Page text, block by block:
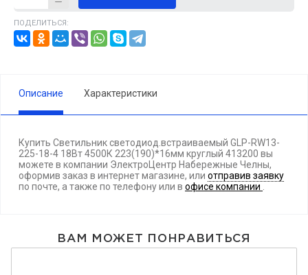
ПОДЕЛИТЬСЯ:
Описание Характеристики
Купить Светильник светодиод.встраиваемый GLP-RW13-
225-18-4 18Вт 4500К 223(190)*16мм круглый 413200 вы
можете в компании ЭлектроЦентр Набережные Челны,
оформив заказ в интернет магазине, или отправив заявку
по почте, а также по телефонуили в офисе компании
ВАМ МОЖЕТ ПОНРАВИТЬСЯ